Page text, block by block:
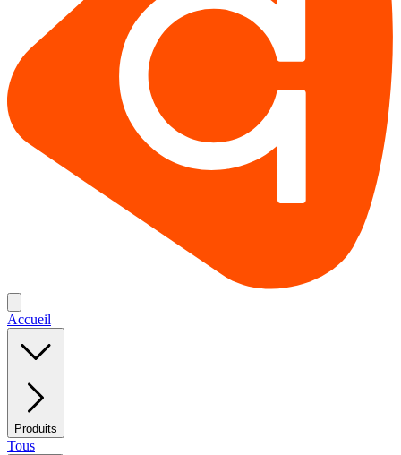
Accueil
Produits
Tous